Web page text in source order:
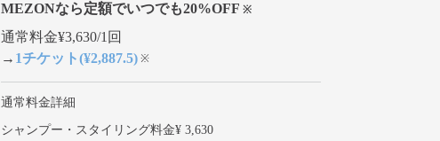
MEZONなら定額でいつでも20%OFF ※
通常料金¥3,630/1回
→ 1チケット(¥2,887.5) ※
通常料金詳細
シャンプー・スタイリング料金¥ 3,630